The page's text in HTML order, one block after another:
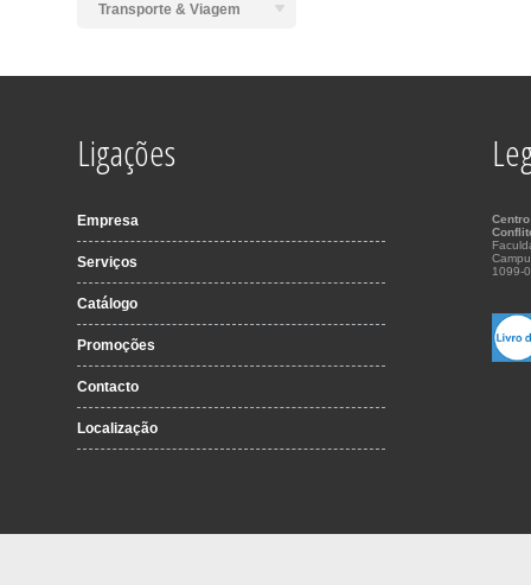
Transporte & Viagem
Ligações
Empresa
Serviços
Catálogo
Promoções
Contacto
Localização
1099-